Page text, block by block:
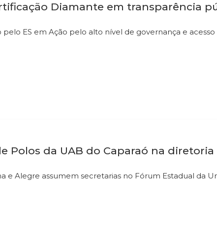
Diamante em transparência
ES em Ação pelo alto nível de governança e
Polos da UAB do Caparaó na diretoria
e Alegre assumem secretarias no Fórum Estadual da